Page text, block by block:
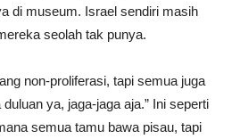
di museum. Israel sendiri masih
seolah tak punya.
non-proliferasi, tapi semua juga
duluan ya, jaga-jaga aja.” Ini seperti
semua tamu bawa pisau, tapi